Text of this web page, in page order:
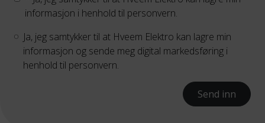
informasjon i henhold til personvern.
Ja, jeg samtykker til at Hveem Elektro kan lagre min
informasjon og sende meg digital markedsføring i
henhold til personvern.
Send inn